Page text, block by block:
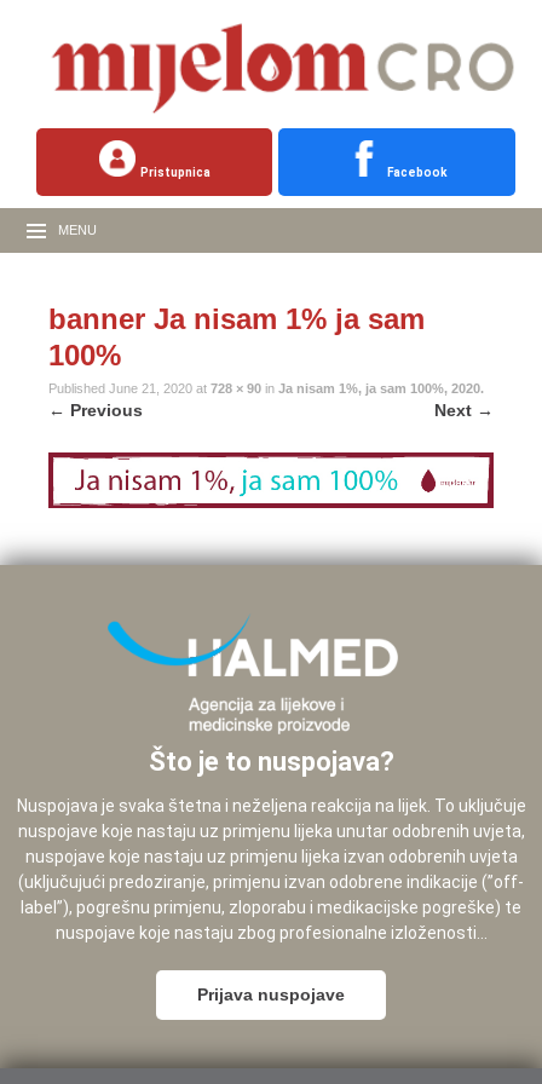
Pristupnica Facebook
MENU
banner Ja nisam 1% ja sam
100%
Published June 21, 2020 at 728 × 90 in Ja nisam 1%, ja sam 100%, 2020.
← Previous Next →
Što je to nuspojava?
Nuspojava je svaka štetna i neželjena reakcija na lijek. To uključuje
nuspojave koje nastaju uz primjenu lijeka unutar odobrenih uvjeta,
nuspojave koje nastaju uz primjenu lijeka izvan odobrenih uvjeta
(uključujući predoziranje, primjenu izvan odobrene indikacije (”off-
label”), pogrešnu primjenu, zloporabu i medikacijske pogreške) te
nuspojave koje nastaju zbog profesionalne izloženosti...
Prijava nuspojave